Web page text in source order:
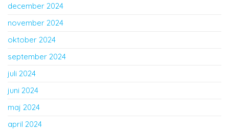
december 2024
november 2024
oktober 2024
september 2024
juli 2024
juni 2024
maj 2024
april 2024